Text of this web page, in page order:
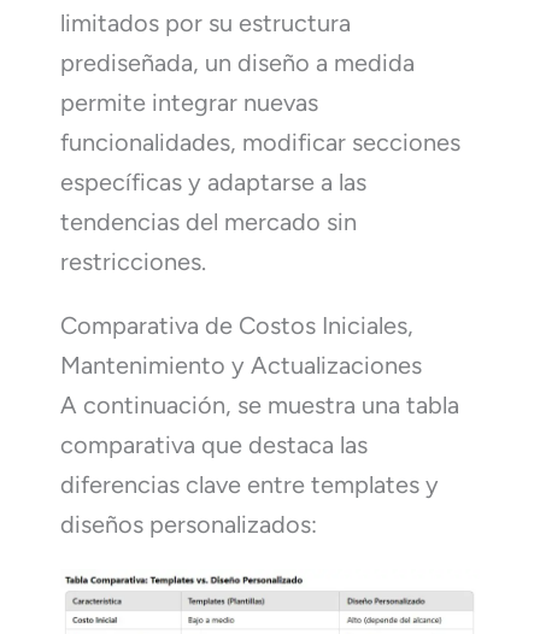
limitados por su estructura
prediseñada, un diseño a medida
permite integrar nuevas
funcionalidades, modificar secciones
específicas y adaptarse a las
tendencias del mercado sin
restricciones.
Comparativa de Costos Iniciales,
Mantenimiento y Actualizaciones
A continuación, se muestra una tabla
comparativa que destaca las
diferencias clave entre templates y
diseños personalizados: